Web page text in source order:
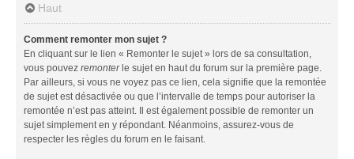
Haut
Comment remonter mon sujet ?
En cliquant sur le lien « Remonter le sujet » lors de sa consultation,
vous pouvez remonterle sujet en haut du forum sur la première page.
Par ailleurs, si vous ne voyez pas ce lien, cela signifie que la remontée
de sujet est désactivée ou que l’intervalle de temps pour autoriser la
remontée n’est pas atteint. Il est également possible de remonter un
sujet simplement en y répondant. Néanmoins, assurez-vous de
respecter les règles du forum en le faisant.